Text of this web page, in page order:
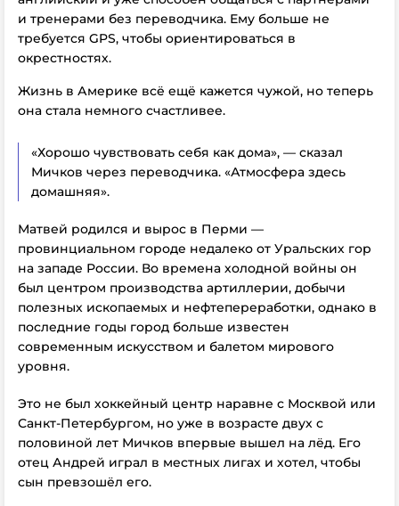
и тренерами без переводчика. Ему больше не
требуется GPS, чтобы ориентироваться в
окрестностях.
Жизнь в Америке всё ещё кажется чужой, но теперь
она стала немного счастливее.
«Хорошо чувствовать себя как дома», — сказал
Мичков через переводчика. «Атмосфера здесь
домашняя».
Матвей родился и вырос в Перми —
провинциальном городе недалеко от Уральских гор
на западе России. Во времена холодной войны он
был центром производства артиллерии, добычи
полезных ископаемых и нефтепереработки, однако в
последние годы город больше известен
современным искусством и балетом мирового
уровня.
Это не был хоккейный центр наравне с Москвой или
Санкт-Петербургом, но уже в возрасте двух с
половиной лет Мичков впервые вышел на лёд. Его
отец Андрей играл в местных лигах и хотел, чтобы
сын превзошёл его.